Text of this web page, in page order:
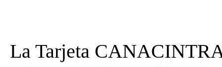
La Tarjeta